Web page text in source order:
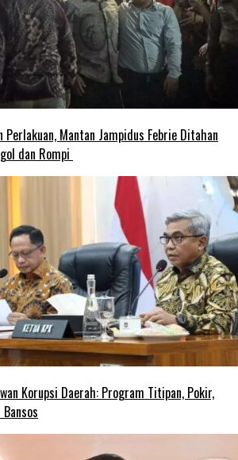
Perlakuan, Mantan Jampidus Febrie Ditahan
dan Rompi
Korupsi Daerah: Program Titipan, Pokir,